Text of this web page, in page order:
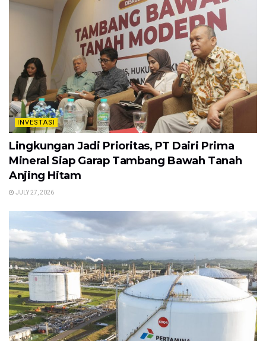
INVESTASI
Lingkungan Jadi Prioritas, PT Dairi Prima
Mineral Siap Garap Tambang Bawah Tanah
Anjing Hitam
JULY 27, 2026